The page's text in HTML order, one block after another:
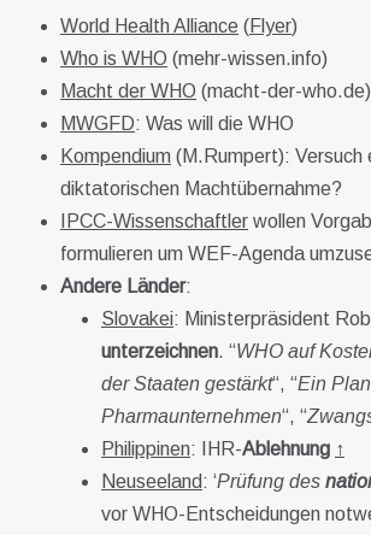
World Health Alliance (Flyer)
Who is WHO (mehr-wissen.info)
Macht der WHO (macht-der-who.de)
MWGFD: Was will die WHO
Kompendium (M.Rumpert): Versuch
diktatorischen Machtübernahme?
IPCC-Wissenschaftler wollen
formulieren um WEF-Agenda
Andere Länder:
Slovakei: Ministerpräsident
unterzeichnen. “WHO auf
der Staaten gestärkt“, “Ein
Pharmaunternehmen“, “
Philippinen: IHR-Ablehnung ↑
Neuseeland: ‘Prüfung des
vor WHO-Entscheidungen